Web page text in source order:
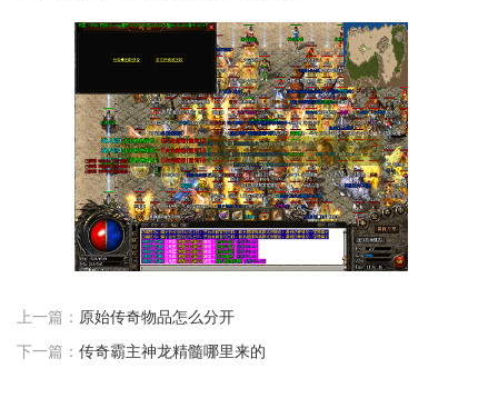
上一篇： 原始传奇物品怎么分开
下一篇： 传奇霸主神龙精髓哪里来的